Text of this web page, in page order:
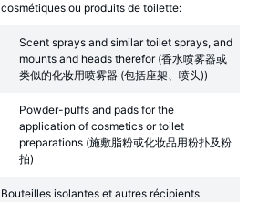
cosmétiques ou produits de toilette:
Scent sprays and similar toilet sprays, and
mounts and heads therefor (香水喷雾器或
类似的化妆用喷雾器 (包括座架、喷头))
Powder-puffs and pads for the
application of cosmetics or toilet
preparations (施敷脂粉或化妆品用粉扑及粉
拍)
Bouteilles isolantes et autres récipients